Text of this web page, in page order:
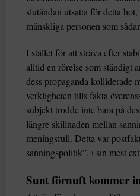
slutändan utsatta för detta
mänskliga personen som
I stället för att sträva efter
alltid en rörelse som ständigt
dess propaganda kolliderade
verkligheten tills fakta
subjekt trodde inte bara på
längre skillnaden mellan
meningsfull. Detta var
sanningspolitik”, i sin mest
Sunt förnuft kommer